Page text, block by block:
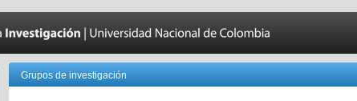
Grupos de investigación